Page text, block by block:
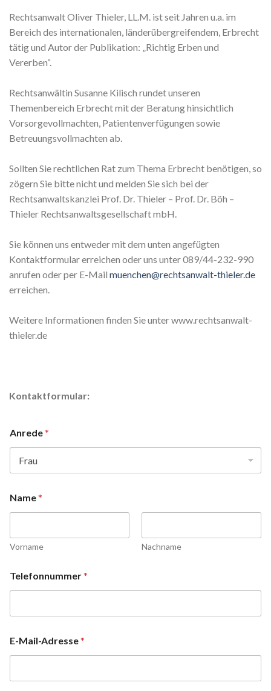
Rechtsanwalt Oliver Thieler, LL.M. ist seit Jahren u.a. im
Bereich des internationalen, länderübergreifendem, Erbrecht
tätig und Autor der Publikation: „Richtig Erben und
Vererben“.
Rechtsanwältin Susanne Kilisch rundet unseren
Themenbereich Erbrecht mit der Beratung hinsichtlich
Vorsorgevollmachten, Patientenverfügungen sowie
Betreuungsvollmachten ab.
Sollten Sie rechtlichen Rat zum Thema Erbrecht benötigen, so
zögern Sie bitte nicht und melden Sie sich bei der
Rechtsanwaltskanzlei Prof. Dr. Thieler – Prof. Dr. Böh –
Thieler Rechtsanwaltsgesellschaft mbH.
Sie können uns entweder mit dem unten angefügten
Kontaktformular erreichen oder uns unter 089/44-232-990
anrufen oder per E-Mail muenchen@rechtsanwalt-thieler.de
erreichen.
Weitere Informationen finden Sie unter www.rechtsanwalt-
thieler.de
Kontaktformular:
Anrede*
Name*
Vorname Nachname
Telefonnummer*
E-Mail-Adresse*